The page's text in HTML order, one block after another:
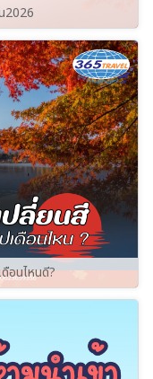
2026
ยนสี ควรไปเดือนไหนดี?